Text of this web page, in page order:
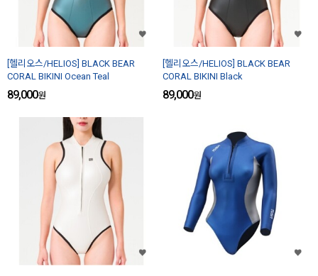
[헬리오스/HELIOS] BLACK BEAR
CORAL BIKINI Ocean Teal
89,000원
[헬리오스/HELIOS] BLACK BEAR
CORAL BIKINI Black
89,000원